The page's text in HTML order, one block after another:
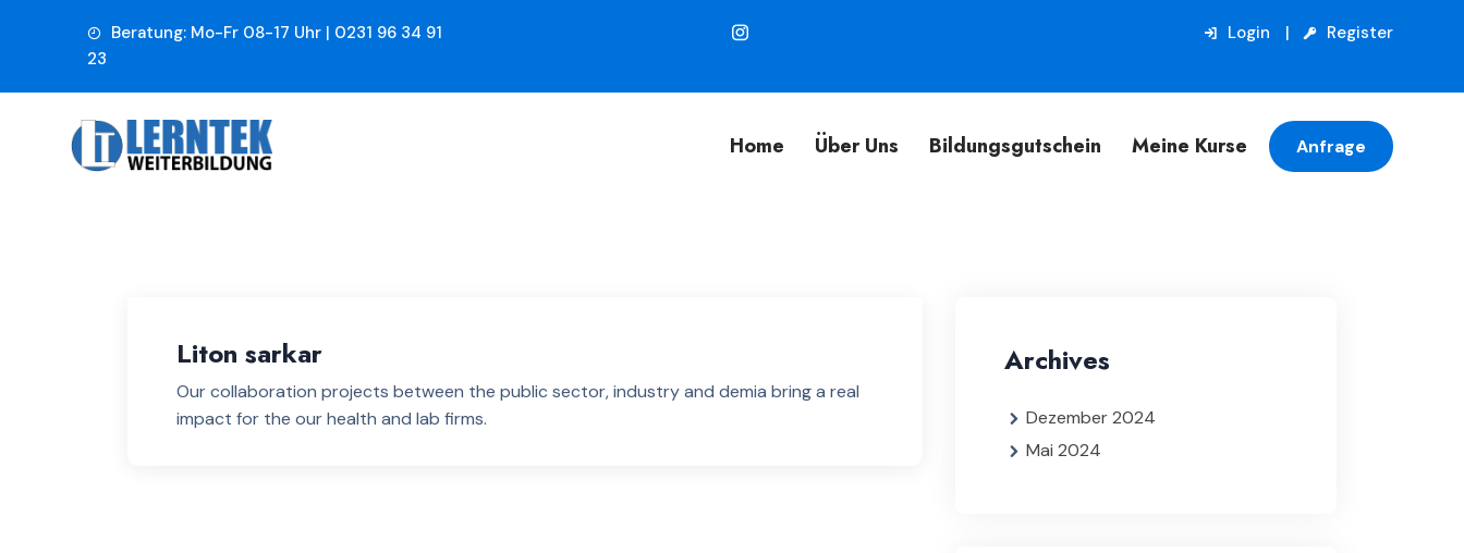
Beratung: Mo-Fr 08-17 Uhr | 0231 96 34 91
23
Login Register
Home Über Uns Bildungsgutschein Meine Kurse Anfrage
Liton sarkar
Our collaboration projects between the public sector, industry and demia bring a real
impact for the our health and lab firms.
Archives
Dezember 2024
Mai 2024